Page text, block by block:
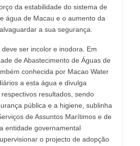
da estabilidade do sistema de
água de Macau e o aumento da
a sua segurança.
ser incolor e inodora. Em
de Abastecimento de Águas de
conhecida por Macao Water
a esta água e divulga
resultados, sendo
pública e a higiene, sublinha
de Assuntos Marítimos e de
entidade governamental
o projecto de adopção